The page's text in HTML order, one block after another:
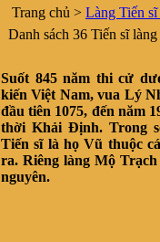
Trang chủ > Làng Tiến
Danh sách 36 Tiến sĩ
Suốt 845 năm thi cử
kiến Việt Nam, vua Lý
đầu tiên 1075, đến năm
thời Khải Định. Trong
Tiến sĩ là họ Vũ thuộc
ra. Riêng làng Mộ
nguyên.